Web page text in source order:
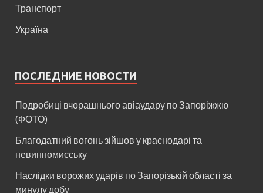
Транспорт
Україна
ПОСЛЕДНИЕ НОВОСТИ
Подробиці вчорашнього авіаудару по Запоріжжю
(ФОТО)
Благодатний вогонь зійшов у краснодарі та
невинномисську
Наслідки ворожих ударів по Запорізькій області за
минулу добу